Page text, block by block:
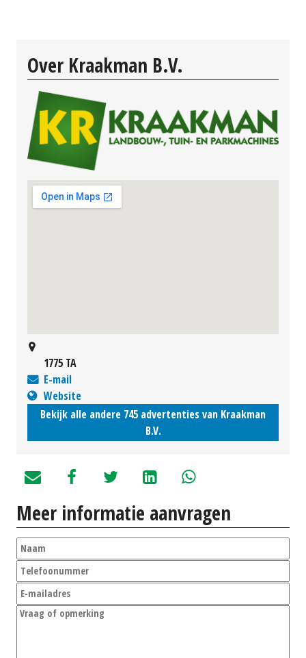
Over Kraakman B.V.
1775 TA
E-mail
Website
Bekijk alle andere 745 advertenties van Kraakman
B.V.
Meer informatie aanvragen